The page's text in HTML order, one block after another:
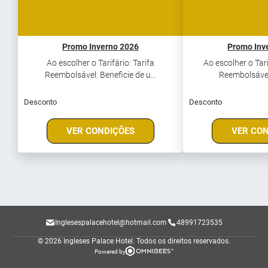
Promo Inverno 2026
Ao escolher o Tarifário: Tarifa
Reembolsável. Beneficie de u...
Desconto
VER CONDIÇÕES
Promo
Ao escolher o
Desconto
VER
Inglesespalacehotel@hotmail.com 48991723535
© 2026 Ingleses Palace Hotel. Todos os direitos reservados.
Powered by